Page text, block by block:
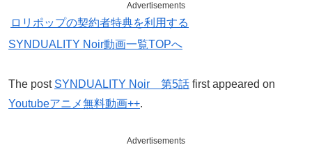
Advertisements
ロリポップの契約者特典を利用する
SYNDUALITY Noir動画一覧TOPへ
The post SYNDUALITY Noir 第5話 first appeared on
Youtubeアニメ無料動画++.
Advertisements